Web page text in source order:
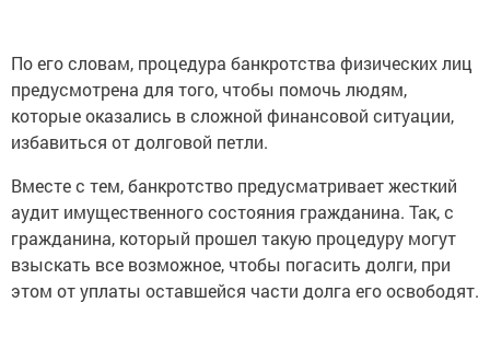
По его словам, процедура банкротства физических лиц
предусмотрена для того, чтобы помочь людям,
которые оказались в сложной финансовой ситуации,
избавиться от долговой петли.
Вместе с тем, банкротство предусматривает жесткий
аудит имущественного состояния гражданина. Так, с
гражданина, который прошел такую процедуру могут
взыскать все возможное, чтобы погасить долги, при
этом от уплаты оставшейся части долга его освободят.